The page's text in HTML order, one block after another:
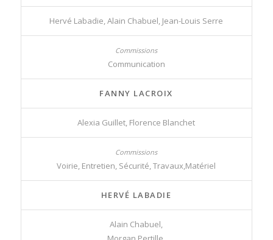
Hervé Labadie, Alain Chabuel, Jean-Louis Serre
Communication
FANNY LACROIX
Alexia Guillet, Florence Blanchet
Voirie, Entretien, Sécurité, Travaux,Matériel
HERVÉ LABADIE
Alain Chabuel,